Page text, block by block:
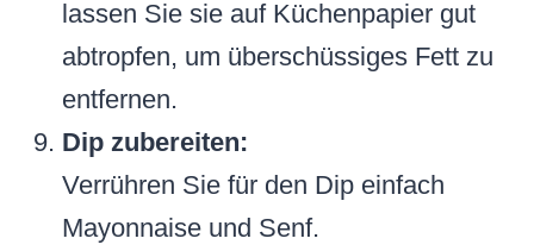
lassen Sie sie auf Küchenpapier gut
abtropfen, um überschüssiges Fett zu
entfernen.
Dip zubereiten:
Verrühren Sie für den Dip einfach
Mayonnaise und Senf.